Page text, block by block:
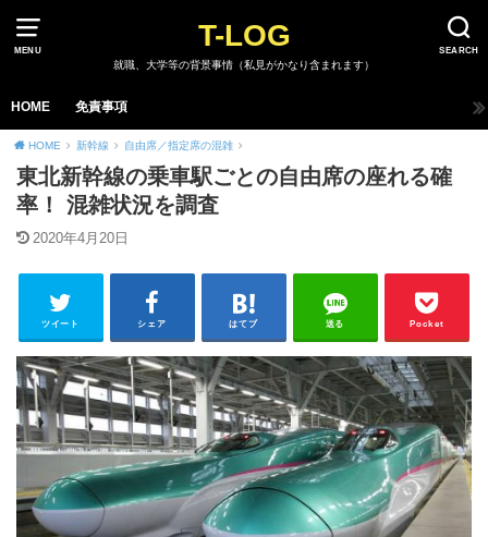
MENU SEARCH
T-LOG
就職、大学等の背景事情（私見がかなり含まれます）
HOME 免責事項
HOME 新幹線 自由席／指定席の混雑
東北新幹線の乗車駅ごとの自由席の座れる確
率！ 混雑状況を調査
2020年4月20日
ツイート シェア はてブ 送る Pocket